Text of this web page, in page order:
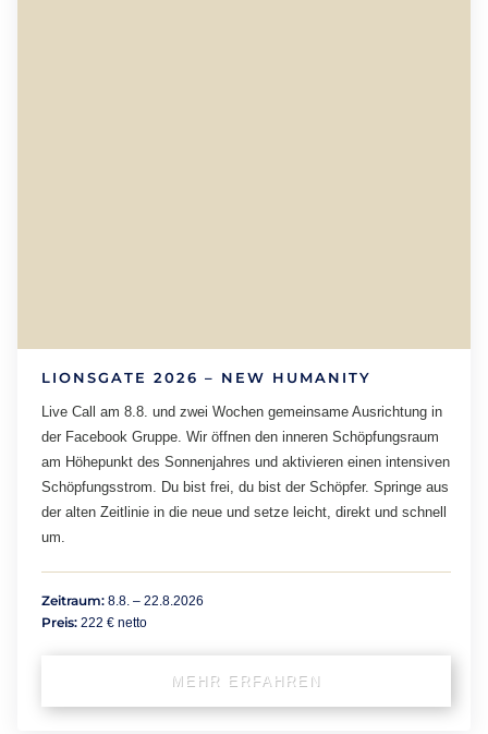
LIONSGATE 2026 – NEW HUMANITY
Live Call am 8.8. und zwei Wochen gemeinsame Ausrichtung in
der Facebook Gruppe. Wir öffnen den inneren Schöpfungsraum
am Höhepunkt des Sonnenjahres und aktivieren einen intensiven
Schöpfungsstrom. Du bist frei, du bist der Schöpfer. Springe aus
der alten Zeitlinie in die neue und setze leicht, direkt und schnell
um.
Zeitraum: 8.8. – 22.8.2026
Preis: 222 € netto
MEHR ERFAHREN